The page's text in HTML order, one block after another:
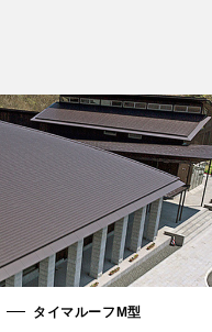
タイマルーフM型